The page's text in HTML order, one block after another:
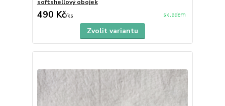
softshellový obojek
490 Kč/ks skladem
Zvolit variantu